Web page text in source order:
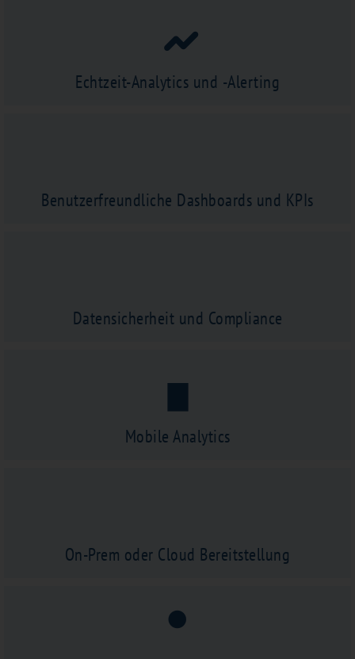
Echtzeit-Analytics und -Alerting
Benutzerfreundliche Dashboards und KPIs
Datensicherheit und Compliance
Mobile Analytics
On-Prem oder Cloud Bereitstellung